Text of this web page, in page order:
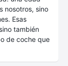
nosotros, sino
Esas
también
de coche que